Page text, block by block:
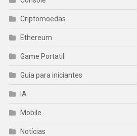
Criptomoedas
Ethereum
Game Portatil
Guia para iniciantes
IA
Mobile
Notícias